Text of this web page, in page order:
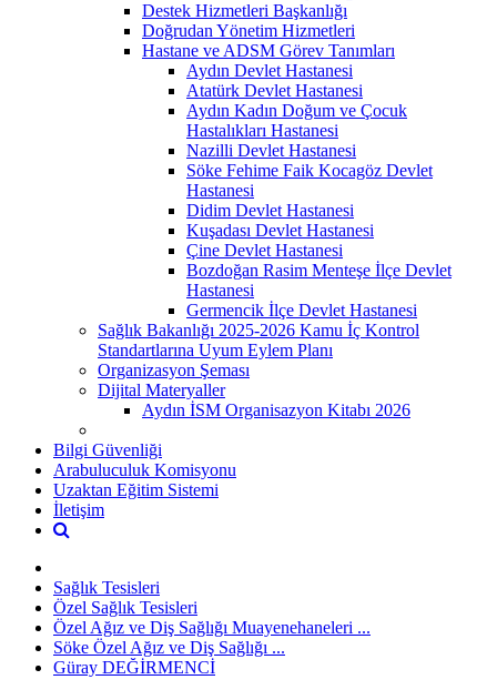
Destek Hizmetleri Başkanlığı
Doğrudan Yönetim Hizmetleri
Hastane ve ADSM Görev Tanımları
Aydın Devlet Hastanesi
Atatürk Devlet Hastanesi
Aydın Kadın Doğum ve Çocuk
Hastalıkları Hastanesi
Nazilli Devlet Hastanesi
Söke Fehime Faik Kocagöz Devlet
Hastanesi
Didim Devlet Hastanesi
Kuşadası Devlet Hastanesi
Çine Devlet Hastanesi
Bozdoğan Rasim Menteşe İlçe Devlet
Hastanesi
Germencik İlçe Devlet Hastanesi
Sağlık Bakanlığı 2025-2026 Kamu İç Kontrol
Standartlarına Uyum Eylem Planı
Organizasyon Şeması
Dijital Materyaller
Aydın İSM Organisazyon Kitabı 2026
Bilgi Güvenliği
Arabuluculuk Komisyonu
Uzaktan Eğitim Sistemi
İletişim
Sağlık Tesisleri
Özel Sağlık Tesisleri
Özel Ağız ve Diş Sağlığı Muayenehaneleri ...
Söke Özel Ağız ve Diş Sağlığı ...
Güray DEĞİRMENCİ